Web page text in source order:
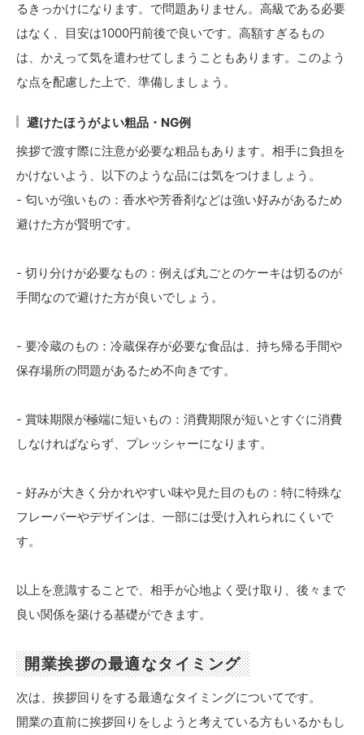
るきっかけになります。で問題ありません。高級である必要
はなく、目安は1000円前後で良いです。高額すぎるもの
は、かえって気を遣わせてしまうこともあります。このよう
な点を配慮した上で、準備しましょう。
避けたほうがよい粗品・NG例
挨拶で渡す際に注意が必要な粗品もあります。相手に負担を
かけないよう、以下のような品には気をつけましょう。
- 匂いが強いもの：香水や芳香剤などは強い好みがあるため
避けた方が賢明です。
- 切り分けが必要なもの：例えば丸ごとのケーキは切るのが
手間なので避けた方が良いでしょう。
- 要冷蔵のもの：冷蔵保存が必要な食品は、持ち帰る手間や
保存場所の問題があるため不向きです。
- 賞味期限が極端に短いもの：消費期限が短いとすぐに消費
しなければならず、プレッシャーになります。
- 好みが大きく分かれやすい味や見た目のもの：特に特殊な
フレーバーやデザインは、一部には受け入れられにくいで
す。
以上を意識することで、相手が心地よく受け取り、後々まで
良い関係を築ける基礎ができます。
開業挨拶の最適なタイミング
次は、挨拶回りをする最適なタイミングについてです。
開業の直前に挨拶回りをしようと考えている方もいるかもし